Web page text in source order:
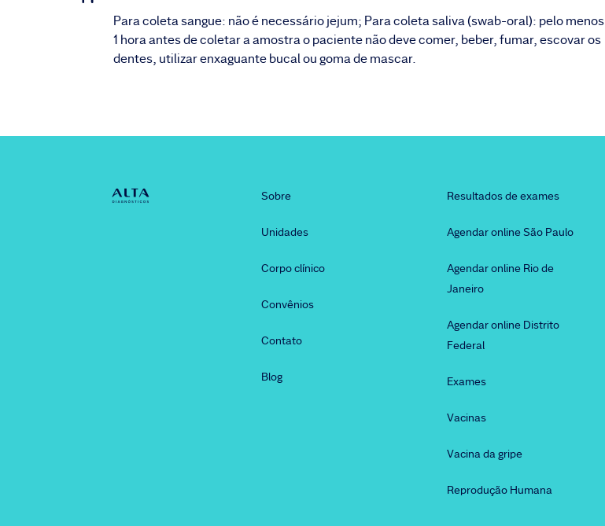
Para coleta sangue: não é necessário jejum; Para coleta saliva (swab-oral): pelo menos
1 hora antes de coletar a amostra o paciente não deve comer, beber, fumar, escovar os
dentes, utilizar enxaguante bucal ou goma de mascar.
Sobre
Unidades
Corpo clínico
Convênios
Contato
Blog
Resultados de exames
Agendar online São Paulo
Agendar online Rio de
Janeiro
Agendar online Distrito
Federal
Exames
Vacinas
Vacina da gripe
Reprodução Humana